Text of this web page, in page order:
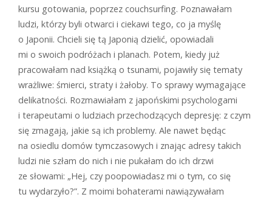
kursu gotowania, poprzez couchsurfing. Poznawałam
ludzi, którzy byli otwarci i ciekawi tego, co ja myślę
o Japonii. Chcieli się tą Japonią dzielić, opowiadali
mi o swoich podróżach i planach. Potem, kiedy już
pracowałam nad książką o tsunami, pojawiły się tematy
wrażliwe: śmierci, straty i żałoby. To sprawy wymagające
delikatności. Rozmawiałam z japońskimi psychologami
i terapeutami o ludziach przechodzących depresję: z czym
się zmagają, jakie są ich problemy. Ale nawet będąc
na osiedlu domów tymczasowych i znając adresy takich
ludzi nie szłam do nich i nie pukałam do ich drzwi
ze słowami: „Hej, czy poopowiadasz mi o tym, co się
tu wydarzyło?”. Z moimi bohaterami nawiązywałam